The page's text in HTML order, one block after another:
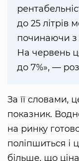
до 25 літрів
починаючи з
На червень
до 7%», —
За її словами,
показник.
на ринку
поліпшиться і
більше, що